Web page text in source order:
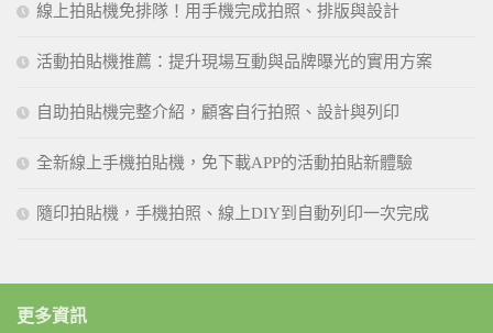
線上拍貼機免排隊！用手機完成拍照、排版與設計
活動拍貼機推薦：提升現場互動與品牌曝光的實用方案
自助拍貼機完整介紹，顧客自行拍照、設計與列印
全新線上手機拍貼機，免下載APP的活動拍貼新體驗
隨印拍貼機，手機拍照、線上DIY到自動列印一次完成
更多資訊